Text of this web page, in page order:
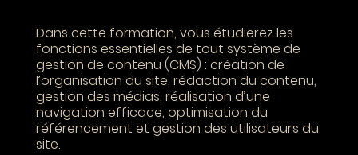
Dans cette formation, vous étudierez les
fonctions essentielles de tout système de
gestion de contenu (CMS) : création de
l’organisation du site, rédaction du contenu,
gestion des médias, réalisation d’une
navigation efficace, optimisation du
référencement et gestion des utilisateurs du
site.